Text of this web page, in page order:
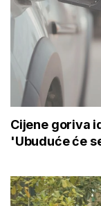
Cijene goriva
'Ubuduće će